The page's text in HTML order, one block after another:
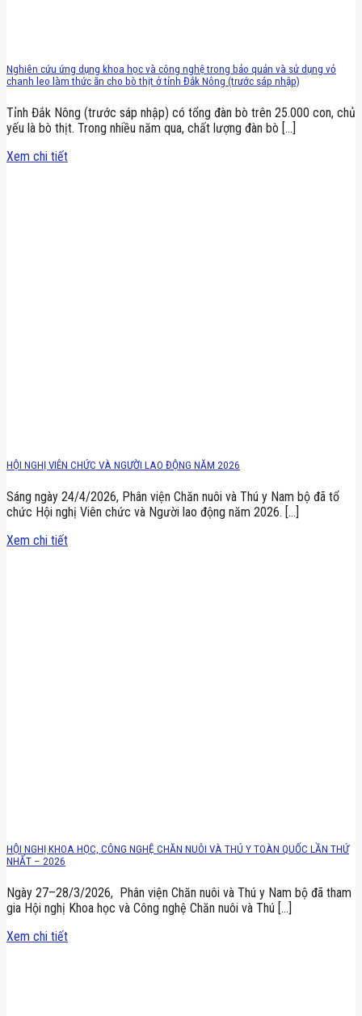
Nghiên cứu ứng dụng khoa học và công nghệ trong bảo quản và sử dụng vỏ
chanh leo làm thức ăn cho bò thịt ở tỉnh Đắk Nông (trước sáp nhập)
Tỉnh Đắk Nông (trước sáp nhập) có tổng đàn bò trên 25.000 con, chủ
yếu là bò thịt. Trong nhiều năm qua, chất lượng đàn bò [...]
Xem chi tiết
HỘI NGHỊ VIÊN CHỨC VÀ NGƯỜI LAO ĐỘNG NĂM 2026
Sáng ngày 24/4/2026, Phân viện Chăn nuôi và Thú y Nam bộ đã tổ
chức Hội nghị Viên chức và Người lao động năm 2026. [...]
Xem chi tiết
HỘI NGHỊ KHOA HỌC, CÔNG NGHỆ CHĂN NUÔI VÀ THÚ Y TOÀN QUỐC LẦN THỨ
NHẤT – 2026
Ngày 27–28/3/2026, Phân viện Chăn nuôi và Thú y Nam bộ đã tham
gia Hội nghị Khoa học và Công nghệ Chăn nuôi và Thú [...]
Xem chi tiết